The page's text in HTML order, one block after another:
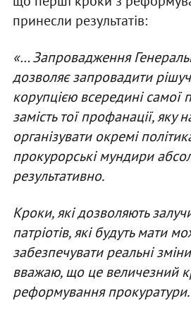
принесли результатів:
«… Запровадження
дозволяє запровадити
корупцією всередині самої
замість тої профанації, яку
організувати окремі
прокурорські мундири
результативно.
Кроки, які дозволяють
патріотів, які будуть мати
забезпечувати реальні
вважаю, що це величезний
реформування прокуратури.